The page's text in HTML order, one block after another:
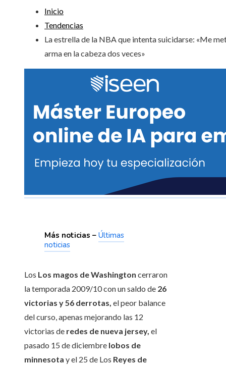
Inicio
Tendencias
La estrella de la NBA que intenta suicidarse: «Me
arma en la cabeza dos veces»
Más noticias – Últimas
noticias
Los Los magos de Washington cerraron
la temporada 2009/10 con un saldo de 26
victorias y 56 derrotas, el peor balance
del curso, apenas mejorando las 12
victorias de redes de nueva jersey, el
pasado 15 de diciembre lobos de
minnesota y el 25 de Los Reyes de